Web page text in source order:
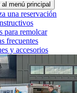
al menú principal
una reservación
para remolcar
frecuentes
y accesorios